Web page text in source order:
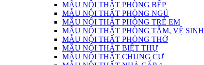
MẪU NỘI THẤT PHÒNG BẾP
MẪU NỘI THẤT PHÒNG NGỦ
MẪU NỘI THẤT PHÒNG TRẺ EM
MẪU NỘI THẤT PHÒNG TẮM, VỆ SINH
MẪU NỘI THẤT PHÒNG THỜ
MẪU NỘI THẤT BIỆT THỰ
MẪU NỘI THẤT CHUNG CƯ